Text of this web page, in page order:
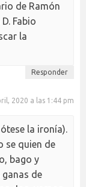
de Ramón
Fabio
la
Responder
2020 a las 1:44 pm
la ironía).
se quien de
bago y
de